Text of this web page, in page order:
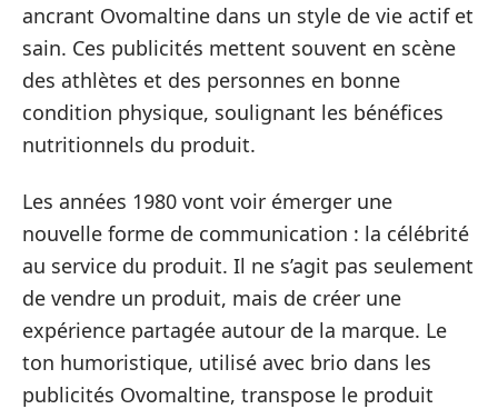
ancrant Ovomaltine dans un style de vie actif et
sain. Ces publicités mettent souvent en scène
des athlètes et des personnes en bonne
condition physique, soulignant les bénéfices
nutritionnels du produit.
Les années 1980 vont voir émerger une
nouvelle forme de communication : la célébrité
au service du produit. Il ne s’agit pas seulement
de vendre un produit, mais de créer une
expérience partagée autour de la marque. Le
ton humoristique, utilisé avec brio dans les
publicités Ovomaltine, transpose le produit